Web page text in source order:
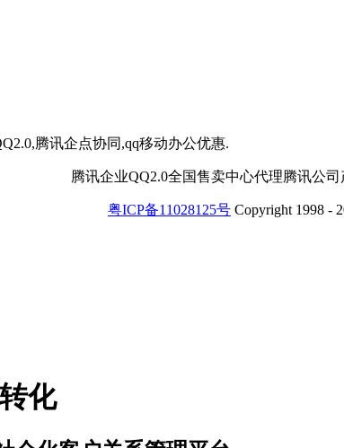
腾讯企业QQ2.0全国售卖中心代理腾讯公司
粤ICP备11028125号 Copyright 1998 -
化